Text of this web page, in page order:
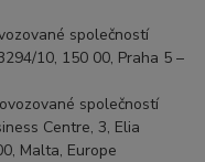
společností
10, 150 00, Praha 5 –
společností
Centre, 3, Elia
Malta, Europe